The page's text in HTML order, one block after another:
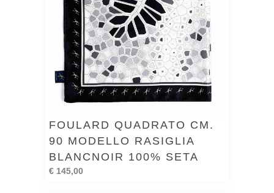
FOULARD QUADRATO CM.
90 MODELLO RASIGLIA
BLANCNOIR 100% SETA
€ 145,00